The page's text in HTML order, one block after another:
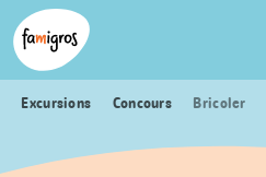
Signets
de
navigation
Header
Logo
Excursions Concours Bricoler